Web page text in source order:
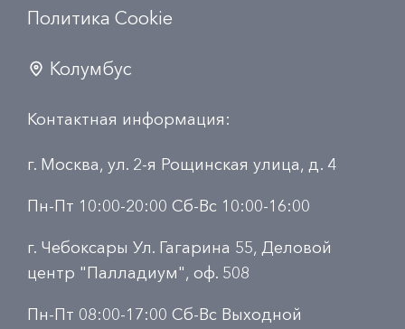
Политика Сookie
Колумбус
Контактная информация:
г. Москва, ул. 2-я Рощинская улица, д. 4
Пн-Пт 10:00-20:00 Сб-Вс 10:00-16:00
г. Чебоксары Ул. Гагарина 55, Деловой
центр "Палладиум", оф. 508
Пн-Пт 08:00-17:00 Сб-Вс Выходной